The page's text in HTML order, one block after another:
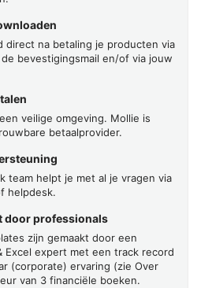
direct na betaling je producten via
bevestigingsmail en/of via jouw
veilige omgeving. Mollie is
betaalprovider.
team helpt je met al je vragen via
helpdesk.
door professionals
zijn gemaakt door een
Excel expert met een track record
(corporate) ervaring (zie Over
van 3 financiële boeken.